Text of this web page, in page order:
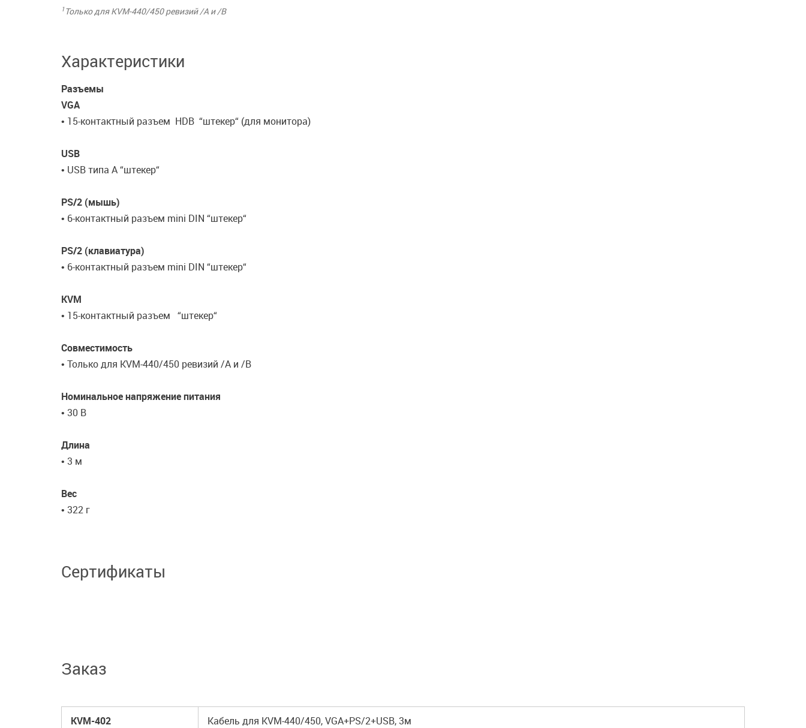
1 Только для KVM-440/450 ревизий /A и /B
Характеристики
Разъемы
VGA
• 15-контактный разъем HDB “штекер“ (для монитора)
USB
• USB типа А “штекер“
PS/2 (мышь)
• 6-контактный разъем mini DIN “штекер“
PS/2 (клавиатура)
• 6-контактный разъем mini DIN “штекер“
KVM
• 15-контактный разъем “штекер“
Совместимость
• Только для KVM-440/450 ревизий /A и /B
Номинальное напряжение питания
• 30 В
Длина
• 3 м
Вес
• 322 г
Сертификаты
Заказ
KVM-402 Кабель для KVM-440/450, VGA+PS/2+USB, 3м